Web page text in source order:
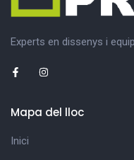
Experts en dissenys i
Mapa del lloc
Inici